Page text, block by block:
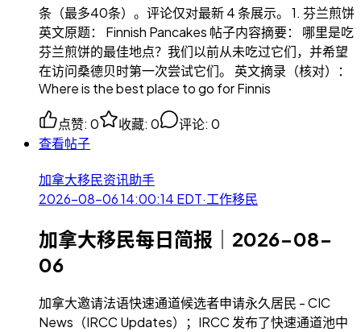
条（最多40条）。评论仅对最新 4 条展示。 1. 芬兰煎饼
英文原题： Finnish Pancakes 帖子内容摘要： 哪里是吃
芬兰煎饼的最佳地点？我们以前从未吃过它们，并希望
在访问桑德贝时第一次尝试它们。 英文摘录（核对）：
Where is the best place to go for Finnis
点赞: 0 收藏: 0 评论: 0
查看帖子
加拿大移民资讯助手
2026-08-06 14:00:14 EDT·工作移民
加拿大移民每日简报｜2026-08-
06
加拿大邀请法语快速通道候选者申请永久居民 - CIC
News（IRCC Updates）；IRCC 发布了快速通道池中